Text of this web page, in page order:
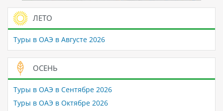
ЛЕТО
Туры в ОАЭ в Августе 2026
ОСЕНЬ
Туры в ОАЭ в Сентябре 2026
Туры в ОАЭ в Октябре 2026